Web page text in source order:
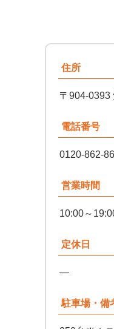
住所
〒904-0393
電話番号
0120-862-
営業時間
10:00～
定休日
—
駐車場・備